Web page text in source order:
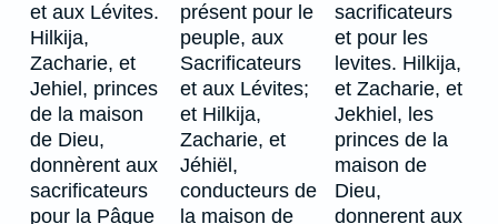
et aux Lévites.
Hilkija,
Zacharie, et
Jehiel, princes
de la maison
de Dieu,
donnèrent aux
sacrificateurs
pour la Pâque
présent pour le
peuple, aux
Sacrificateurs
et aux Lévites;
et Hilkija,
Zacharie, et
Jéhiël,
conducteurs de
la maison de
sacrificateurs
et pour les
levites. Hilkija,
et Zacharie, et
Jekhiel, les
princes de la
maison de
Dieu,
donnerent aux